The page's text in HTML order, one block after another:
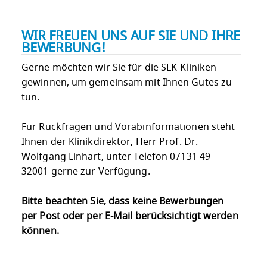
WIR FREUEN UNS AUF SIE UND IHRE
BEWERBUNG!
Gerne möchten wir Sie für die SLK-Kliniken
gewinnen, um gemeinsam mit Ihnen Gutes zu
tun.
Für Rückfragen und Vorabinformationen steht
Ihnen der Klinikdirektor, Herr Prof. Dr.
Wolfgang Linhart, unter Telefon 07131 49-
32001 gerne zur Verfügung.
Bitte beachten Sie, dass keine Bewerbungen
per Post oder per E-Mail berücksichtigt werden
können.